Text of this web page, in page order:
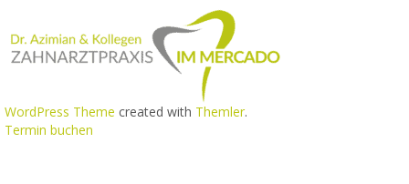
WordPress Theme created with Themler.
Termin buchen